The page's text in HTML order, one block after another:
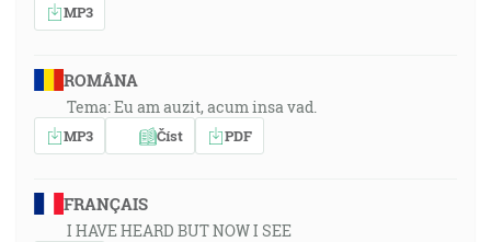
MP3
ROMÂNA
Tema: Eu am auzit, acum insa vad.
MP3 Číst PDF
FRANÇAIS
I HAVE HEARD BUT NOW I SEE